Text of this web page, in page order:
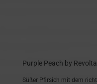
Purple Peach by
Süßer Pfirsich mit dem